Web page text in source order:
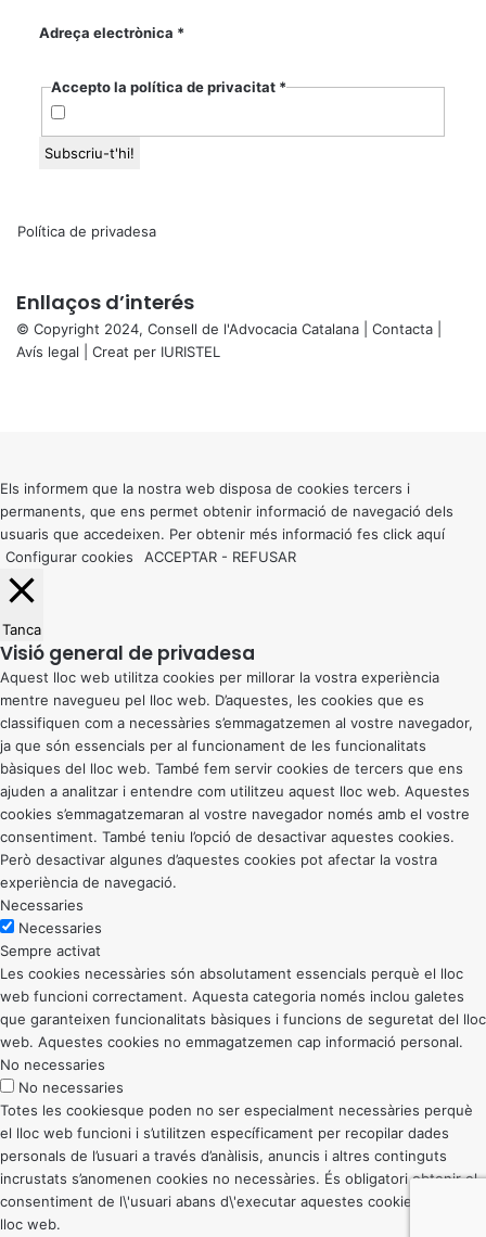
Adreça electrònica *
Accepto la política de privacitat *
Política de privadesa
Enllaços d’interés
© Copyright 2024, Consell de l'Advocacia Catalana | Contacta
Avís legal | Creat per IURISTEL
button
Els informem que la nostra web disposa de cookies tercers i
permanents, que ens permet obtenir informació de navegació dels
usuaris que accedeixen. Per obtenir més informació fes click aquí
Configurar cookies
ACCEPTAR - REFUSAR
Tanca
Visió general de privadesa
Aquest lloc web utilitza cookies per millorar la vostra experiència
mentre navegueu pel lloc web. D’aquestes, les cookies que es
classifiquen com a necessàries s’emmagatzemen al vostre navegador,
ja que són essencials per al funcionament de les funcionalitats
bàsiques del lloc web. També fem servir cookies de tercers que ens
ajuden a analitzar i entendre com utilitzeu aquest lloc web. Aquestes
cookies s’emmagatzemaran al vostre navegador només amb el vostre
consentiment. També teniu l’opció de desactivar aquestes cookies.
Però desactivar algunes d’aquestes cookies pot afectar la vostra
experiència de navegació.
Necessaries
Necessaries
Sempre activat
Les cookies necessàries són absolutament essencials perquè el lloc
web funcioni correctament. Aquesta categoria només inclou galetes
que garanteixen funcionalitats bàsiques i funcions de seguretat del lloc
web. Aquestes cookies no emmagatzemen cap informació personal.
No necessaries
No necessaries
Totes les cookiesque poden no ser especialment necessàries perquè
el lloc web funcioni i s’utilitzen específicament per recopilar dades
personals de l’usuari a través d’anàlisis, anuncis i altres continguts
incrustats s’anomenen cookies no necessàries. És obligatori obtenir el
consentiment de l\'usuari abans d\'executar aquestes cookies al vostre
lloc web.